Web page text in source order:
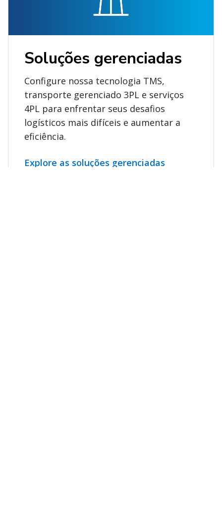
Soluções gerenciadas
Configure nossa tecnologia TMS,
transporte gerenciado 3PL e serviços
4PL para enfrentar seus desafios
logísticos mais difíceis e aumentar a
eficiência.
Explore as soluções gerenciadas